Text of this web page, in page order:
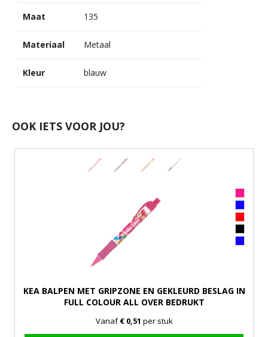
Maat 135
Materiaal Metaal
Kleur blauw
OOK IETS VOOR JOU?
KEA BALPEN MET GRIPZONE EN GEKLEURD BESLAG IN
FULL COLOUR ALL OVER BEDRUKT
Vanaf€ 0,51 per stuk